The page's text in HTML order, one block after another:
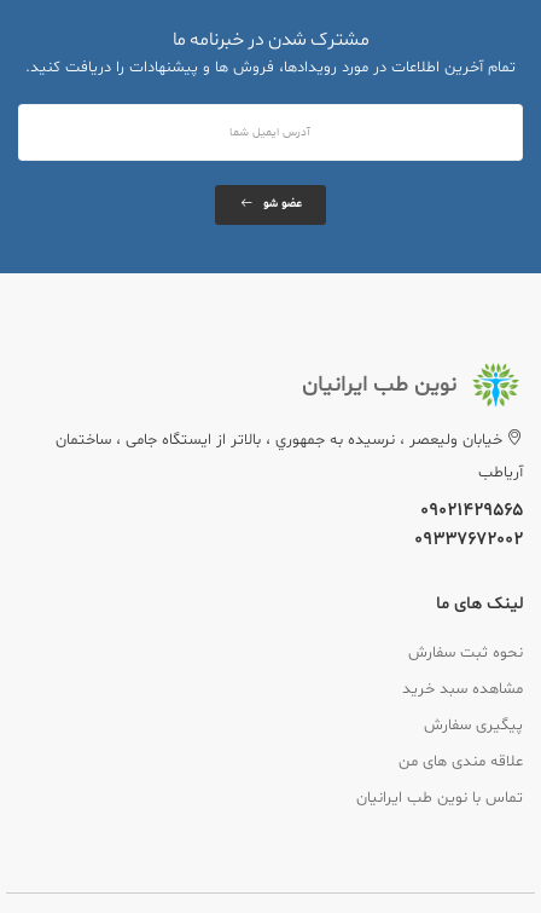
مشترک شدن در خبرنامه ما
تمام آخرین اطلاعات در مورد رویدادها، فروش ها و پیشنهادات را دریافت کنید.
عضو شو
نوین طب ایرانیان
خيابان وليعصر ، نرسيده به جمهوري ، بالاتر از ایستگاه جامی ، ساختمان
آریاطب
09021429565
09337672002
لینک های ما
نحوه ثبت سفارش
مشاهده سبد خرید
پیگیری سفارش
علاقه مندی های من
تماس با نوین طب ایرانیان